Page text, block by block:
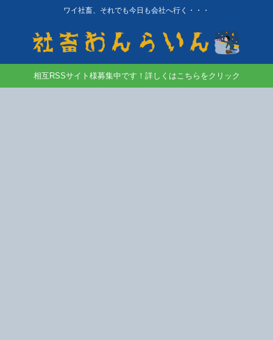
ワイ社畜、それでも今日も会社へ行く・・・
相互RSSサイト様募集中です！詳しくはこちらをクリック